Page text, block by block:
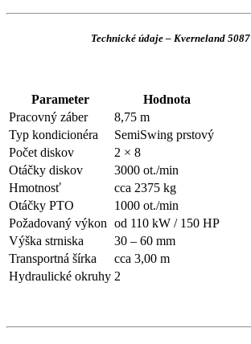
Technické údaje – Kverneland
Parameter
Hodnota
Pracovný záber
8,75 m
Typ kondicionéra
SemiSwing prstový
Počet diskov
2 × 8
Otáčky diskov
3000 ot./min
Hmotnosť
cca 2375 kg
Otáčky PTO
1000 ot./min
Požadovaný výkon od 110 kW / 150 HP
Výška strniska
30 – 60 mm
Transportná šírka
cca 3,00 m
Hydraulické okruhy 2